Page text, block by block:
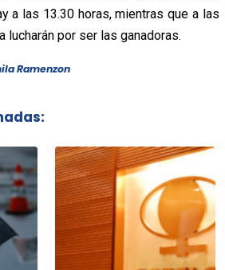
a las 13.30 horas, mientras que a las
lucharán por ser las ganadoras.
Ramenzon